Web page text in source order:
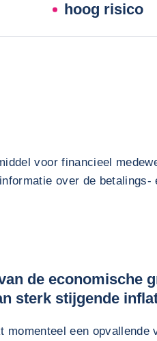
hoog risico
voor financieel
over de
de economische
sterk stijgende
momenteel een opvallende